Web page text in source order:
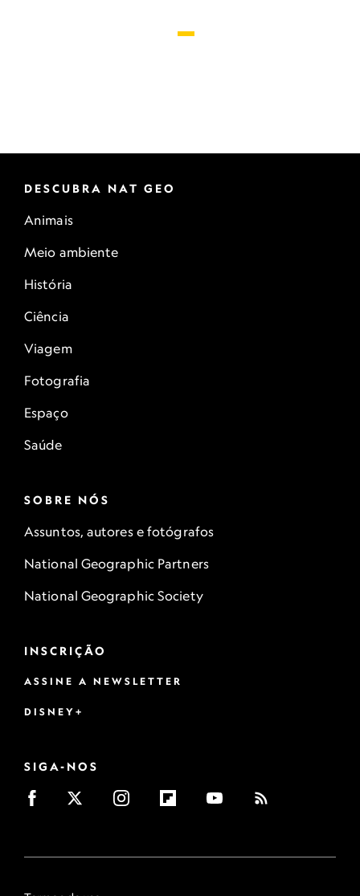
DESCUBRA NAT GEO
Animais
Meio ambiente
História
Ciência
Viagem
Fotografia
Espaço
Saúde
SOBRE NÓS
Assuntos, autores e fotógrafos
National Geographic Partners
National Geographic Society
INSCRIÇÃO
ASSINE A NEWSLETTER
DISNEY+
SIGA-NOS